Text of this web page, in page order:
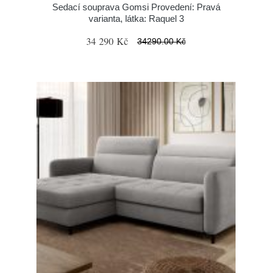
Sedací souprava Gomsi Provedení: Pravá
varianta, látka: Raquel 3
34 290 Kč 34290.00 Kč